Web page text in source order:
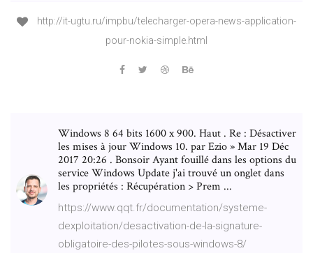
http://it-ugtu.ru/impbu/telecharger-opera-news-application-
pour-nokia-simple.html
Windows 8 64 bits 1600 x 900. Haut . Re : Désactiver
les mises à jour Windows 10. par Ezio » Mar 19 Déc
2017 20:26 . Bonsoir Ayant fouillé dans les options du
service Windows Update j'ai trouvé un onglet dans
les propriétés : Récupération > Prem ...
https://www.qqt.fr/documentation/systeme-
dexploitation/desactivation-de-la-signature-
obligatoire-des-pilotes-sous-windows-8/